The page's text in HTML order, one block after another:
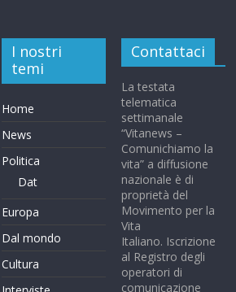
I nostri
temi
Home
News
Politica
Dat
Europa
Dal mondo
Cultura
Contattaci
La testata
telematica
settimanale
“Vitanews –
Comunichiamo la
vita” a diffusione
nazionale è di
proprietà del
Movimento per la
Vita
Italiano. Iscrizione
al Registro degli
operatori di
comunicazione